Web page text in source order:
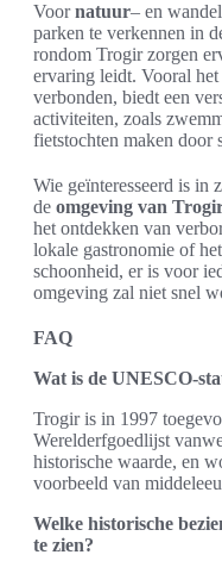
Voornatuur– en
parken te verkennen in
rondom Trogir zorgen
ervaring leidt. Vooral
verbonden, biedt een
activiteiten, zoals
fietstochten maken door
Wie geïnteresseerd is in
de omgeving van
het ontdekken van
lokale gastronomie of
schoonheid, er is voor
omgeving zal niet snel
FAQ
Wat is de UNESCO-
Trogir is in 1997
Werelderfgoedlijst
historische waarde, en
voorbeeld van
Welke historische
te zien?